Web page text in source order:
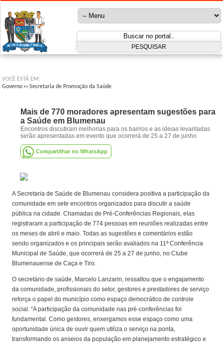
VOCÊ ESTÁ EM:
Governo >>Secretaria de Promoção da Saúde
Mais de 770 moradores apresentam sugestões para
a Saúde em Blumenau
Encontros discutiram melhorias para os bairros e as ideias levantadas
serão apresentadas em evento que ocorrerá de 25 a 27 de junho
Compartilhar no WhatsApp
A Secretaria de Saúde de Blumenau considera positiva a participação da
comunidade em sete encontros organizados para discutir a saúde
pública na cidade. Chamadas de Pré-Conferências Regionais, elas
registraram a participação de 774 pessoas em reuniões realizadas entre
os meses de abril e maio. Todas as sugestões e comentários estão
sendo organizados e os principais serão avaliados na 11ª Conferência
Municipal de Saúde, que ocorrerá de 25 a 27 de junho, no Clube
Blumenauense de Caça e Tiro.
O secretário de saúde, Marcelo Lanzarin, ressaltou que o engajamento
da comunidade, profissionais do setor, gestores e prestadores de serviço
reforça o papel do município como espaço democrático de controle
social. “A participação da comunidade nas pré-conferências foi
fundamental. Como gestores, enxergamos esse espaço como uma
oportunidade única de ouvir quem utiliza o serviço na ponta,
transformando os anseios da população em planejamento estratégico e